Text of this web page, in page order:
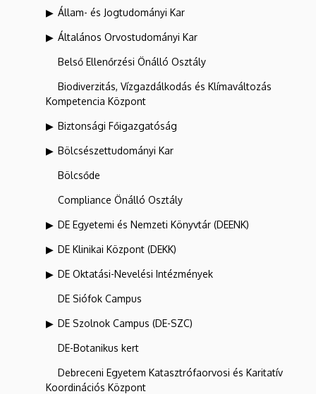
Állam- és Jogtudományi Kar
Általános Orvostudományi Kar
Belső Ellenőrzési Önálló Osztály
Biodiverzitás, Vízgazdálkodás és Klímaváltozás
Kompetencia Központ
Biztonsági Főigazgatóság
Bölcsészettudományi Kar
Bölcsőde
Compliance Önálló Osztály
DE Egyetemi és Nemzeti Könyvtár (DEENK)
DE Klinikai Központ (DEKK)
DE Oktatási-Nevelési Intézmények
DE Siófok Campus
DE Szolnok Campus (DE-SZC)
DE-Botanikus kert
Debreceni Egyetem Katasztrófaorvosi és Karitatív
Koordinációs Központ